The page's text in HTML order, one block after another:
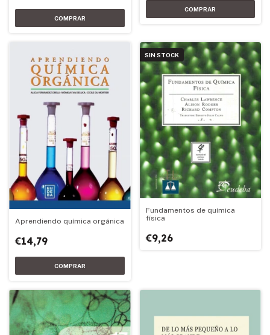
Aprendiendo química orgánica
€14,79
SIN STOCK
Fundamentos de química
física
€9,26